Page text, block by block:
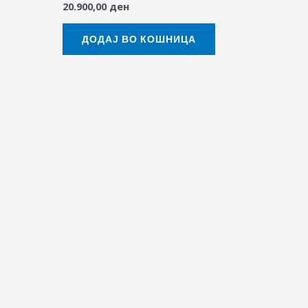
20.900,00 ден
ДОДАЈ ВО КОШНИЦА